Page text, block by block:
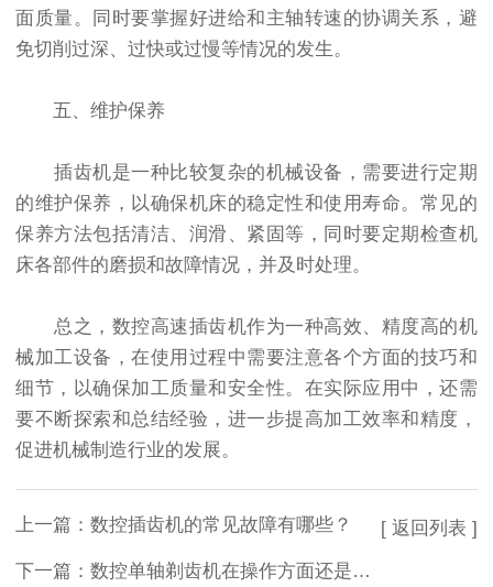
面质量。同时要掌握好进给和主轴转速的协调关系，避
免切削过深、过快或过慢等情况的发生。
五、维护保养
插齿机是一种比较复杂的机械设备，需要进行定期
的维护保养，以确保机床的稳定性和使用寿命。常见的
保养方法包括清洁、润滑、紧固等，同时要定期检查机
床各部件的磨损和故障情况，并及时处理。
总之，数控高速插齿机作为一种高效、精度高的机
械加工设备，在使用过程中需要注意各个方面的技巧和
细节，以确保加工质量和安全性。在实际应用中，还需
要不断探索和总结经验，进一步提高加工效率和精度，
促进机械制造行业的发展。
上一篇： 数控插齿机的常见故障有哪些？
下一篇： 数控单轴剃齿机在操作方面还是有些技巧的
[ 返回列表 ]